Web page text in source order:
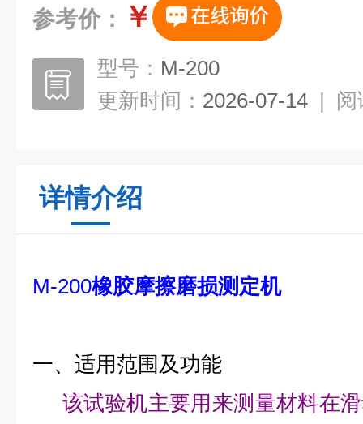
参考价： ￥
型号： M-200
更新时间： 2026-07-14 | 阅
详情介绍
M-200橡胶摩擦磨损测定机
一、适用范围及功能
该试验机主要用来测量材料在